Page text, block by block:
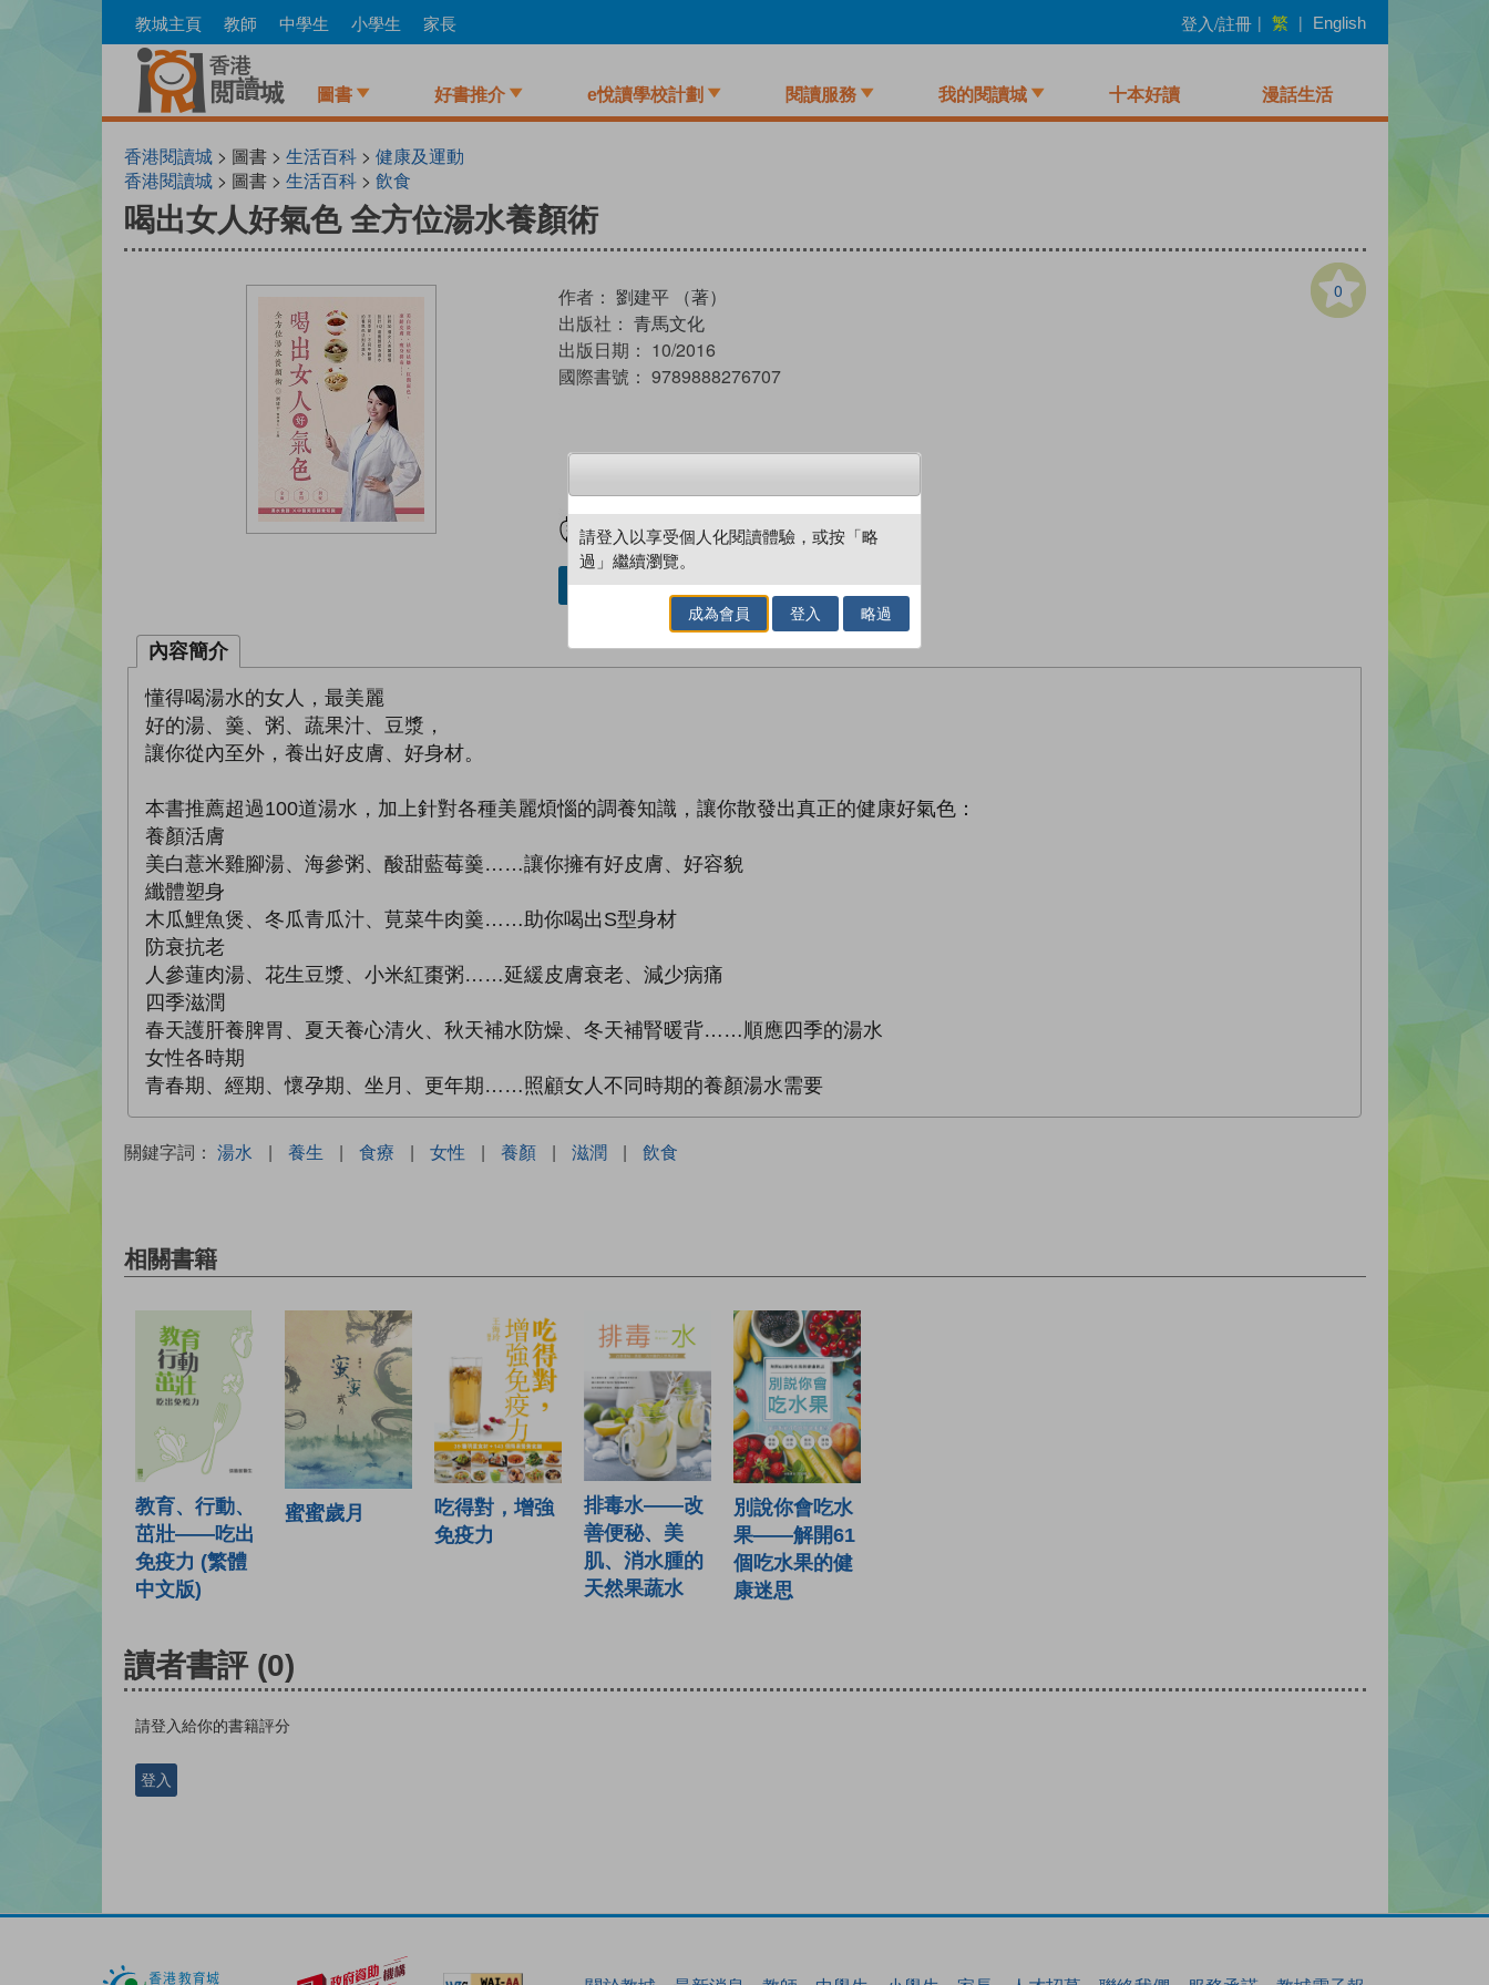
to
教城主頁 教師 中學生 小學生 家長 登入/註冊 | 繁 | English
圖書 好書推介 e悅讀學校計劃 閱讀服務 我的閱讀城 十本好讀 漫話生活
香港閱讀城> 圖書 > 生活百科> 健康及運動
香港閱讀城> 圖書 > 生活百科> 飲食
喝出女人好氣色 全方位湯水養顏術
0
作者： 劉建平 （著）
出版社： 青馬文化
出版日期： 10/2016
國際書號： 9789888276707
試閲 加入閱讀紀錄
借閱實體書
內容簡介
懂得喝湯水的女人，最美麗
好的湯、羹、粥、蔬果汁、豆漿，
讓你從內至外，養出好皮膚、好身材。
本書推薦超過100道湯水，加上針對各種美麗煩惱的調養知識，讓你散發出真正的健康好氣色：
養顏活膚
美白薏米雞腳湯、海參粥、酸甜藍莓羹……讓你擁有好皮膚、好容貌
纖體塑身
木瓜鯉魚煲、冬瓜青瓜汁、莧菜牛肉羹……助你喝出S型身材
防衰抗老
人參蓮肉湯、花生豆漿、小米紅棗粥……延緩皮膚衰老、減少病痛
四季滋潤
春天護肝養脾胃、夏天養心清火、秋天補水防燥、冬天補腎暖背……順應四季的湯水
女性各時期
青春期、經期、懷孕期、坐月、更年期……照顧女人不同時期的養顏湯水需要
關鍵字詞： 湯水 | 養生 | 食療 | 女性 | 養顏 | 滋潤 | 飲食
相關書籍
教育、行動、
茁壯——吃出
免疫力 (繁體
中文版)
蜜蜜歲月
吃得對，增強
免疫力
排毒水——改
善便秘、美
肌、消水腫的
天然果蔬水
別說你會吃水
果——解開61
個吃水果的健
康迷思
讀者書評 (0)
請登入給你的書籍評分
登入
請登入以享受個人化閱讀體驗，或按「略
過」繼續瀏覽。
成為會員 登入 略過